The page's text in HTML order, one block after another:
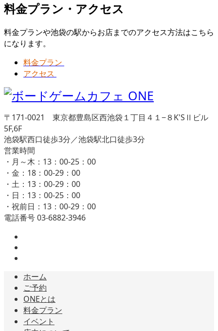
料金プラン・アクセス
料金プランや池袋の駅からお店までのアクセス方法はこちら
になります。
料金プラン
アクセス
〒171-0021 東京都豊島区西池袋１丁目４１−８K'SⅡビル
5F,6F
池袋駅西口徒歩3分／池袋駅北口徒歩3分
営業時間
・月～木：13：00-25：00
・金：18：00-29：00
・土：13：00-29：00
・日：13：00-25：00
・祝前日：13：00-29：00
電話番号 03-6882-3946
ホーム
ご予約
ONEとは
料金プラン
イベント